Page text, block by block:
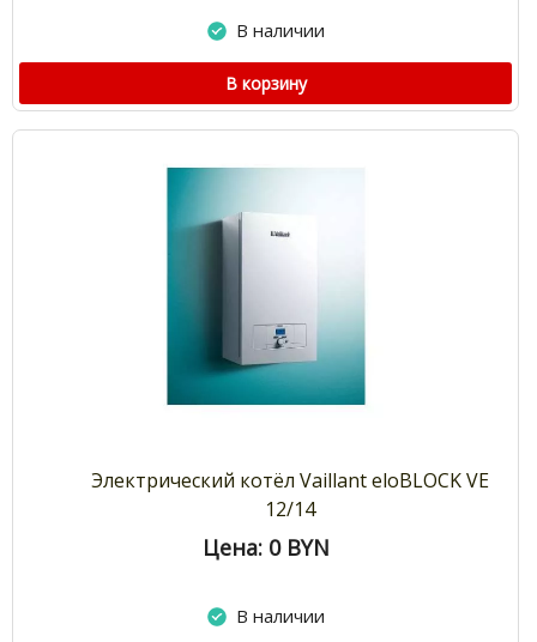
В наличии
В корзину
Электрический котёл Vaillant eloBLOCK VE
12/14
Цена: 0 BYN
В наличии